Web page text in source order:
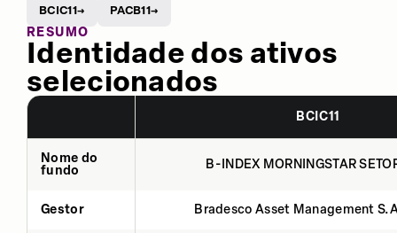
BCIC11→ PACB11→
RESUMO
Identidade dos ativos
selecionados
BCIC11
Nome do
fundo
B-INDEX MORNINGSTAR
Gestor Bradesco Asset Management